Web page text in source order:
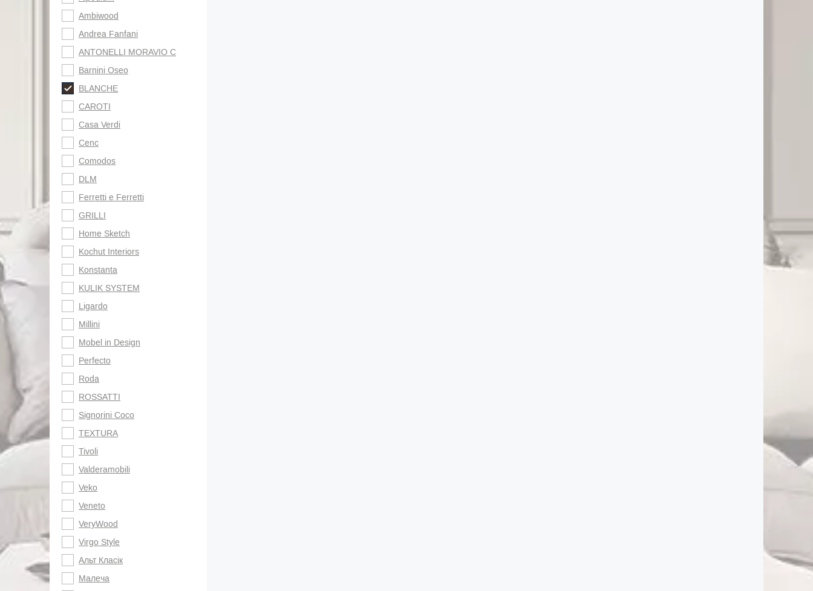
Ambiwood
Andrea Fanfani
ANTONELLI MORAVIO C
Barnini Oseo
BLANCHE
CAROTI
Casa Verdi
Cenc
Comodos
DLM
Ferretti e Ferretti
GRILLI
Home Sketch
Kochut Interiors
Konstanta
KULIK SYSTEM
Ligardo
Millini
Mobel in Design
Perfecto
Roda
ROSSATTI
Signorini Coco
TEXTURA
Tivoli
Valderamobili
Veko
Veneto
VeryWood
Virgo Style
Альт Класік
Малеча